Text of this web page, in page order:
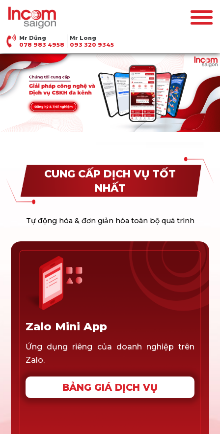
Mr Dũng
078 983 4958
Mr Long
093 320 9345
CUNG CẤP DỊCH VỤ TỐT
NHẤT
Tự động hóa & đơn giản hóa toàn bộ quá trình
Zalo Mini App
Ứng dụng riêng của doanh nghiệp trên
Zalo.
BẢNG GIÁ DỊCH VỤ